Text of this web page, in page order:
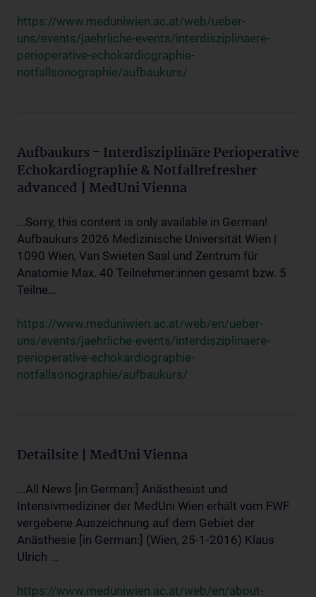
https://www.meduniwien.ac.at/web/ueber-
uns/events/jaehrliche-events/interdisziplinaere-
perioperative-echokardiographie-
notfallsonographie/aufbaukurs/
Aufbaukurs - Interdisziplinäre Perioperative
Echokardiographie & Notfallrefresher
advanced | MedUni Vienna
...Sorry, this content is only available in German!
Aufbaukurs 2026 Medizinische Universität Wien |
1090 Wien, Van Swieten Saal und Zentrum für
Anatomie Max. 40 Teilnehmer:innen gesamt bzw. 5
Teilne...
https://www.meduniwien.ac.at/web/en/ueber-
uns/events/jaehrliche-events/interdisziplinaere-
perioperative-echokardiographie-
notfallsonographie/aufbaukurs/
Detailsite | MedUni Vienna
...All News [in German:] Anästhesist und
Intensivmediziner der MedUni Wien erhält vom FWF
vergebene Auszeichnung auf dem Gebiet der
Anästhesie [in German:] (Wien, 25-1-2016) Klaus
Ulrich ...
https://www.meduniwien.ac.at/web/en/about-